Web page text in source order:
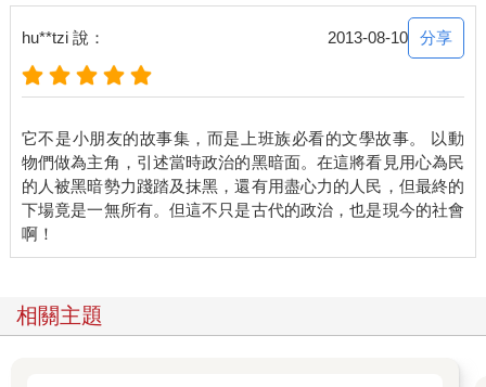
hu**tzi 說： 2013-08-10 分享
它不是小朋友的故事集，而是上班族必看的文學故事。 以動
物們做為主角，引述當時政治的黑暗面。在這將看見用心為民
的人被黑暗勢力踐踏及抹黑，還有用盡心力的人民，但最終的
下場竟是一無所有。但這不只是古代的政治，也是現今的社會
相關主題